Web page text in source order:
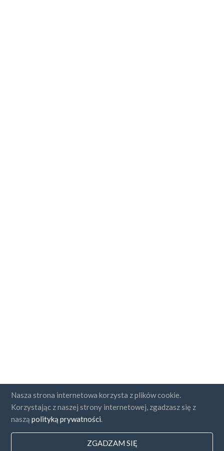
Nasza strona internetowa korzysta z plików cookie.
Korzystając z naszej strony internetowej, zgadzasz się z
nasząpolityką prywatności
ZGADZAM SIĘ